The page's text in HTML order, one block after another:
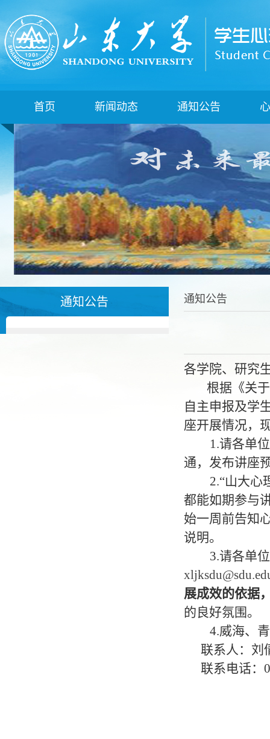
首页 新闻动态 通知公告
通知公告 通知公告
各学院、研究
根据《关
自主申报及学
座开展情况，
1.请各单位
通，发布讲座
2.“山大心
都能如期参与
始一周前告知
说明。
3.请各单
展成效的依据
的良好氛围。
4.威海、
联系人： 刘
联系电话：